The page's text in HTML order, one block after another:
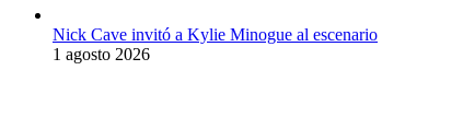
Nick Cave invitó a Kylie Minogue al escenario
1 agosto 2026